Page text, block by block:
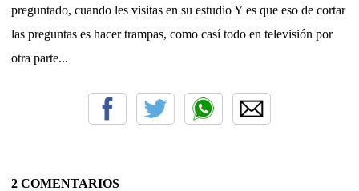
preguntado, cuando les visitas en su estudio Y es que eso de cortar
las preguntas es hacer trampas, como casí todo en televisión por
otra parte...
2 COMENTARIOS